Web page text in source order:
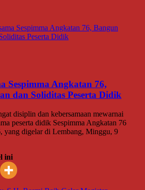
Sespimma Angkatan 76,
dan Soliditas Peserta Didik
disiplin dan kebersamaan mewarnai
peserta didik Sespimma Angkatan 76
yang digelar di Lembang, Minggu, 9
ini